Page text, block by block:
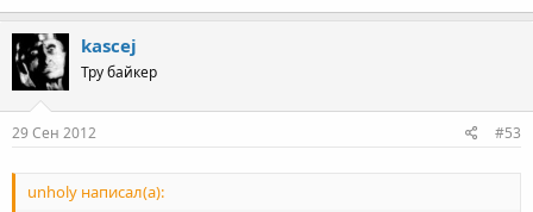
kascej
Тру байкер
29 Сен 2012 #53
unholy написал(а):